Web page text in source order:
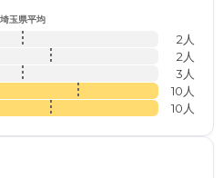
埼玉県平均
2人
2人
3人
10人
10人